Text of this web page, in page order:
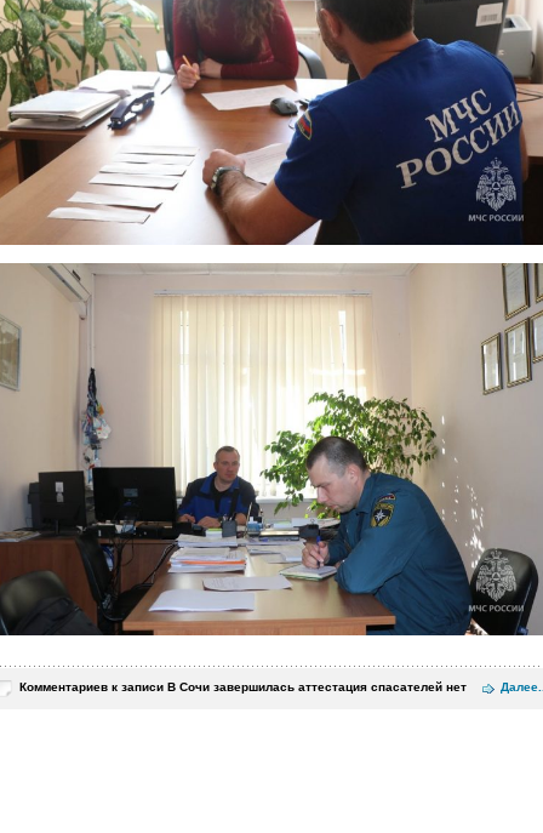
Комментариев к записи В Сочи завершилась аттестация спасателей нет